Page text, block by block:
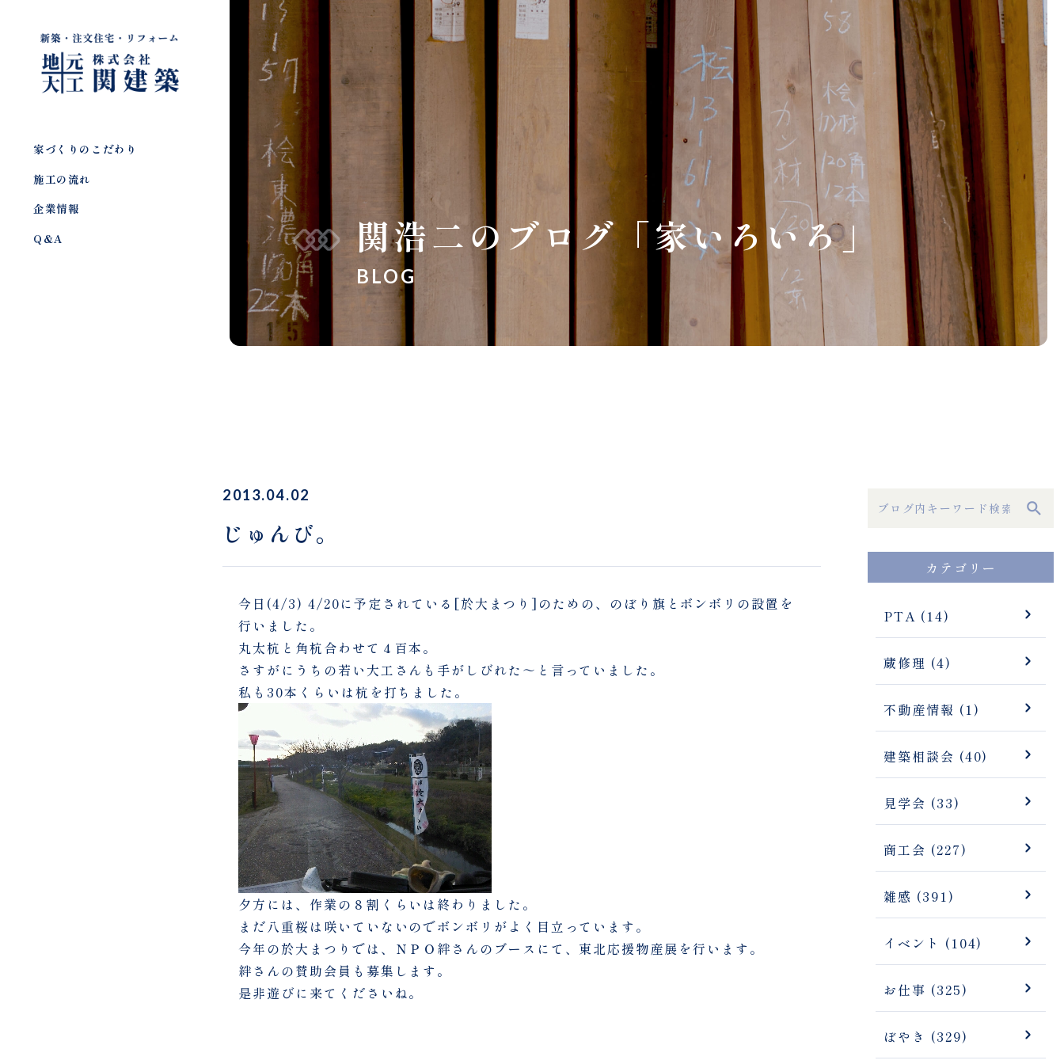
家づくりのこだわり
施工の流れ
企業情報
Q&A
関浩二のブログ「家いろいろ」
BLOG
2013.04.02
じゅんび。
今日(4/3) 4/20に予定されている[於大まつり]のための、のぼり旗とボンボリの設置を
行いました。
丸太杭と角杭合わせて４百本。
さすがにうちの若い大工さんも手がしびれた～と言っていました。
私も30本くらいは杭を打ちました。
夕方には、作業の８割くらいは終わりました。
まだ八重桜は咲いていないのでボンボリがよく目立っています。
今年の於大まつりでは、ＮＰＯ絆さんのブースにて、東北応援物産展を行います。
絆さんの賛助会員も募集します。
是非遊びに来てくださいね。
カテゴリー
PTA (14)
蔵修理 (4)
不動産情報 (1)
建築相談会 (40)
見学会 (33)
商工会 (227)
雑感 (391)
イベント (104)
お仕事 (325)
ぼやき (329)